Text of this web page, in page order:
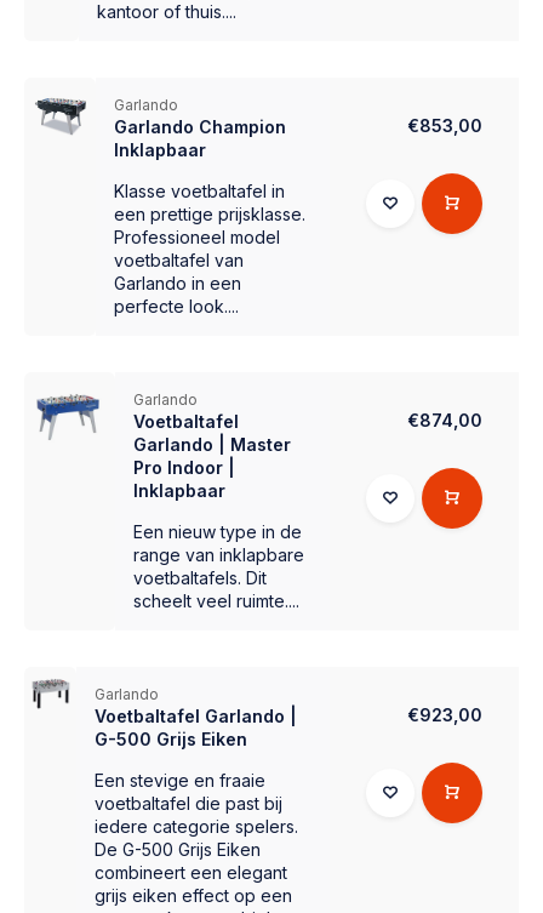
kantoor of thuis....
Garlando
Garlando Champion
Inklapbaar
Klasse voetbaltafel in
een prettige prijsklasse.
Professioneel model
voetbaltafel van
Garlando in een
perfecte look....
€853,00
Garlando
Voetbaltafel
Garlando | Master
Pro Indoor |
Inklapbaar
Een nieuw type in de
range van inklapbare
voetbaltafels. Dit
scheelt veel ruimte....
€874,00
Garlando
Voetbaltafel Garlando |
G-500 Grijs Eiken
Een stevige en fraaie
voetbaltafel die past bij
iedere categorie spelers.
De G-500 Grijs Eiken
combineert een elegant
grijs eiken effect op een
€923,00